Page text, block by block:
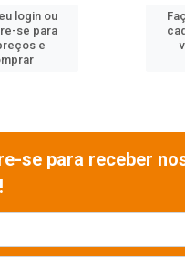
login ou
se para
e
se para receber